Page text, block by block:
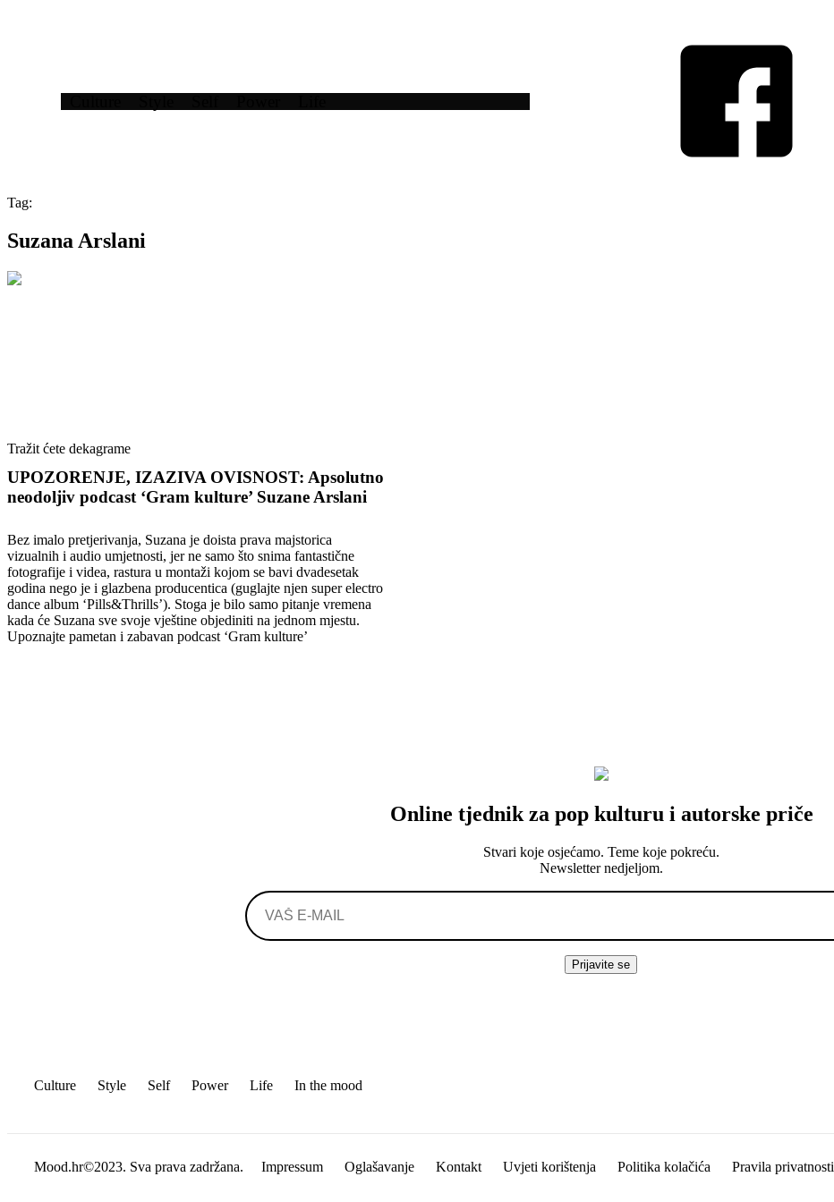
Tag:
Suzana Arslani
Tražit ćete dekagrame
UPOZORENJE, IZAZIVA OVISNOST: Apsolutno
neodoljiv podcast ‘Gram kulture’ Suzane Arslani
Bez imalo pretjerivanja, Suzana je doista prava majstorica
vizualnih i audio umjetnosti, jer ne samo što snima fantastične
fotografije i videa, rastura u montaži kojom se bavi dvadesetak
godina nego je i glazbena producentica (guglajte njen super electro
dance album ‘Pills&Thrills’). Stoga je bilo samo pitanje vremena
kada će Suzana sve svoje vještine objediniti na jednom mjestu.
Upoznajte pametan i zabavan podcast ‘Gram kulture’
Online tjednik za pop kulturu i autorske priče
Stvari koje osjećamo. Teme koje pokreću.
Newsletter nedjeljom.
Culture Style Self Power Life In the mood
Mood.hr©2023. Sva prava zadržana. Impressum Oglašavanje Kontakt Uvjeti korištenja Politika kolačića Pravila privatnosti